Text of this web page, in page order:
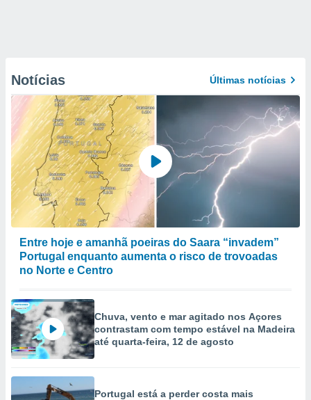
Notícias Últimas notícias
Entre hoje e amanhã poeiras do Saara “invadem”
Portugal enquanto aumenta o risco de trovoadas
no Norte e Centro
Chuva, vento e mar agitado nos Açores
contrastam com tempo estável na Madeira
até quarta-feira, 12 de agosto
Portugal está a perder costa mais